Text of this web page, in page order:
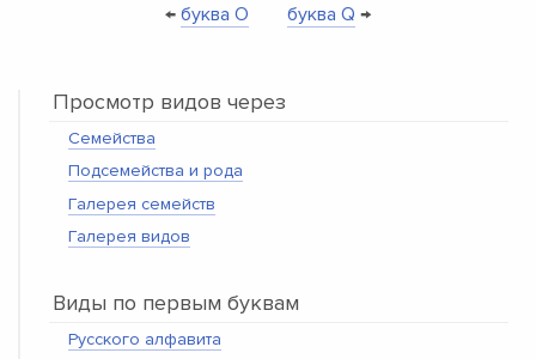
← буква O буква Q →
Просмотр видов через
Семейства
Подсемейства и рода
Галерея семейств
Галерея видов
Виды по первым буквам
Русского алфавита